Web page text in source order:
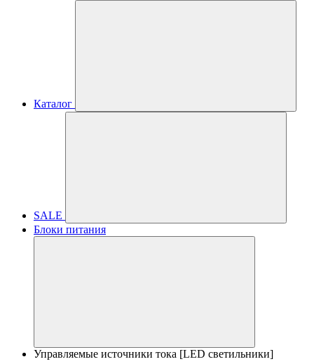
Каталог
SALE
Блоки питания
Управляемые источники тока [LED светильники]